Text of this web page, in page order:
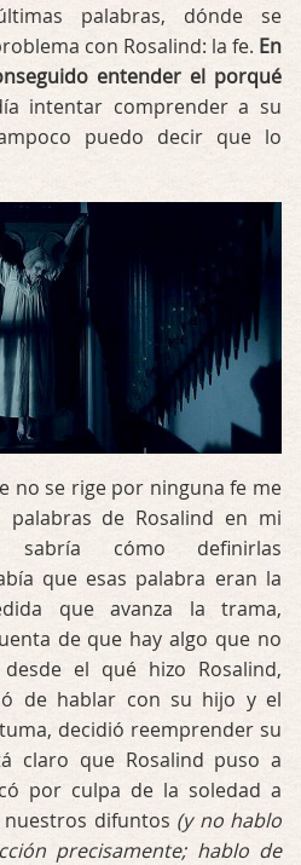
palabras, dónde se
con Rosalind: la fe. En
entender el porqué
intentar comprender a su
puedo decir que lo
no se rige por ninguna fe me
de Rosalind en mi
cómo definirlas
que esas palabra eran la
que avanza la trama,
de que hay algo que no
el qué hizo Rosalind,
de hablar con su hijo y el
decidió reemprender su
claro que Rosalind puso a
por culpa de la soledad a
difuntos (y no hablo
precisamente; hablo de